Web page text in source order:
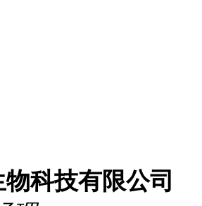
科技有限公司